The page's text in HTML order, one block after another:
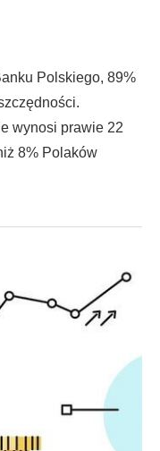
Polskiego, 89%
wynosi prawie 22
8% Polaków